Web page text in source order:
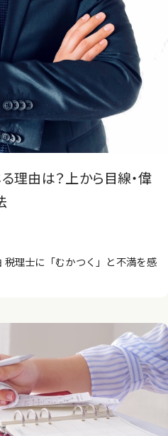
理由は？上から目線・偉
理士に「むかつく」と不満を感